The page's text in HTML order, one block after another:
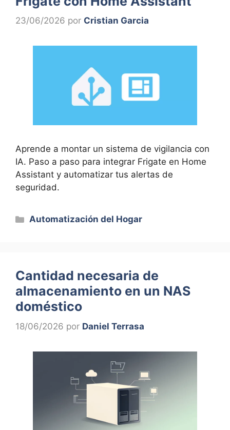
23/06/2026 por Cristian Garcia
Aprende a montar un sistema de vigilancia con
IA. Paso a paso para integrar Frigate en Home
Assistant y automatizar tus alertas de
seguridad.
Categorías
Automatización del Hogar
Cantidad necesaria de
almacenamiento en un NAS
doméstico
18/06/2026 por Daniel Terrasa